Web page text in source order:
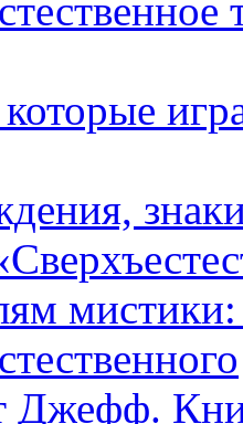
Джефф.